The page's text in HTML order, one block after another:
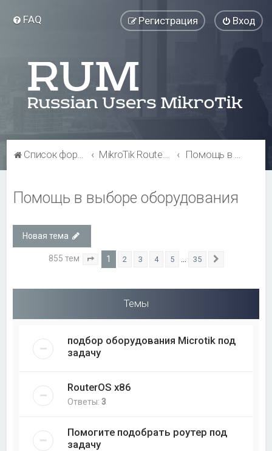
FAQ Вход
Регистрация
Список форумов MikroTik RouterBOARD Помощь в выборе оборудования
Помощь в выборе оборудования
Новая тема
855 тем Страница из 35
1 2 3 4 5 35
Темы
подбор оборудования Microtik под
задачу
RouterOS x86
Ответы:3
Помогите подобрать роутер под
задачу